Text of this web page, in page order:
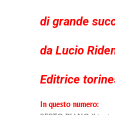
di grande
da Lucio
Editrice
In questo numero: